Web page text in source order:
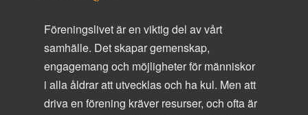
Föreningslivet är en viktig del av vårt
samhälle. Det skapar gemenskap,
engagemang och möjligheter för människor
i alla åldrar att utvecklas och ha kul. Men att
driva en förening kräver resurser, och ofta är